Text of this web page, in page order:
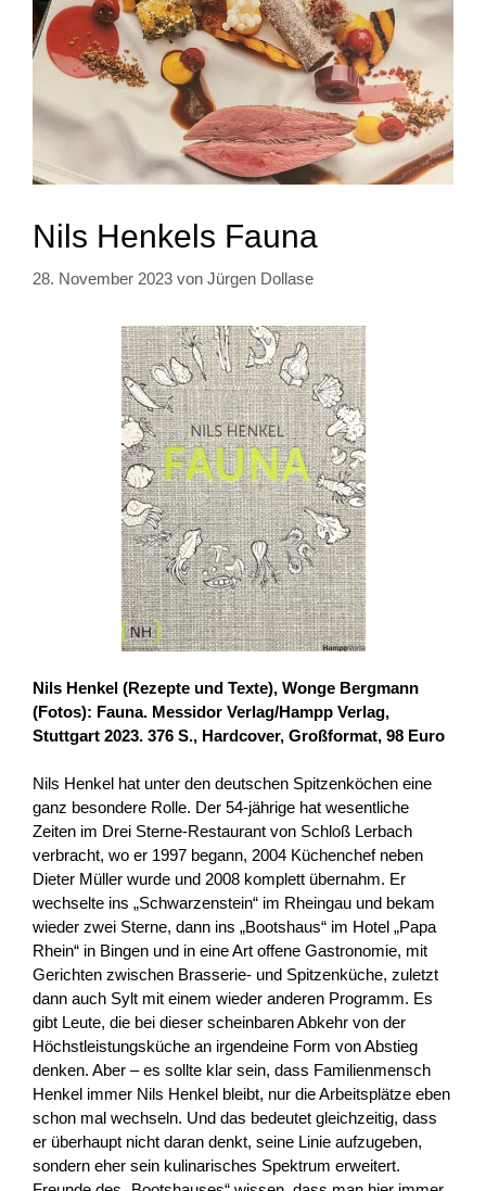
Nils Henkels Fauna
28. November 2023 von Jürgen Dollase
Nils Henkel (Rezepte und Texte), Wonge Bergmann
(Fotos): Fauna. Messidor Verlag/Hampp Verlag,
Stuttgart 2023. 376 S., Hardcover, Großformat, 98 Euro
Nils Henkel hat unter den deutschen Spitzenköchen eine
ganz besondere Rolle. Der 54-jährige hat wesentliche
Zeiten im Drei Sterne-Restaurant von Schloß Lerbach
verbracht, wo er 1997 begann, 2004 Küchenchef neben
Dieter Müller wurde und 2008 komplett übernahm. Er
wechselte ins „Schwarzenstein“ im Rheingau und bekam
wieder zwei Sterne, dann ins „Bootshaus“ im Hotel „Papa
Rhein“ in Bingen und in eine Art offene Gastronomie, mit
Gerichten zwischen Brasserie- und Spitzenküche, zuletzt
dann auch Sylt mit einem wieder anderen Programm. Es
gibt Leute, die bei dieser scheinbaren Abkehr von der
Höchstleistungsküche an irgendeine Form von Abstieg
denken. Aber – es sollte klar sein, dass Familienmensch
Henkel immer Nils Henkel bleibt, nur die Arbeitsplätze eben
schon mal wechseln. Und das bedeutet gleichzeitig, dass
er überhaupt nicht daran denkt, seine Linie aufzugeben,
sondern eher sein kulinarisches Spektrum erweitert.